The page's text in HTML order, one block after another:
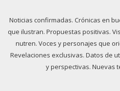
Noticias confirmadas. Crónicas en
que ilustran. Propuestas positivas.
nutren. Voces y personajes que
Revelaciones exclusivas. Datos de
y perspectivas. Nuevas